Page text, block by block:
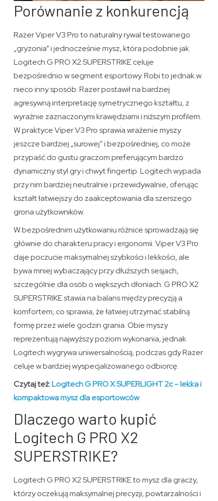
Porównanie z konkurencją
Razer Viper V3 Pro to naturalny rywal testowanego
„gryzonia” i jednocześnie mysz, która podobnie jak
Logitech G PRO X2 SUPERSTRIKE celuje
bezpośrednio w segment esportowy. Robi to jednak w
nieco inny sposób. Razer postawił na bardziej
agresywną interpretację symetrycznego kształtu, z
wyraźnie zaznaczonymi krawędziami i niższym profilem.
W praktyce Viper V3 Pro sprawia wrażenie myszy
jeszcze bardziej „surowej” i bezpośredniej, co może
przypaść do gustu graczom preferującym bardzo
dynamiczny styl gry i chwyt fingertip. Logitech wypada
przy nim bardziej neutralnie i przewidywalnie, oferując
kształt łatwiejszy do zaakceptowania dla szerszego
grona użytkowników.
W bezpośrednim użytkowaniu różnice sprowadzają się
głównie do charakteru pracy i ergonomii. Viper V3 Pro
daje poczucie maksymalnej szybkości i lekkości, ale
bywa mniej wybaczający przy dłuższych sesjach,
szczególnie dla osób o większych dłoniach. G PRO X2
SUPERSTRIKE stawia na balans między precyzją a
komfortem, co sprawia, że łatwiej utrzymać stabilną
formę przez wiele godzin grania. Obie myszy
reprezentują najwyższy poziom wykonania, jednak
Logitech wygrywa uniwersalnością, podczas gdy Razer
celuje w bardziej wyspecjalizowanego odbiorcę.
Czytaj też:Logitech G PRO X SUPERLIGHT 2c – lekka i
kompaktowa mysz dla esportowców
Dlaczego warto kupić
Logitech G PRO X2
SUPERSTRIKE?
Logitech G PRO X2 SUPERSTRIKE to mysz dla graczy,
którzy oczekują maksymalnej precyzji, powtarzalności i